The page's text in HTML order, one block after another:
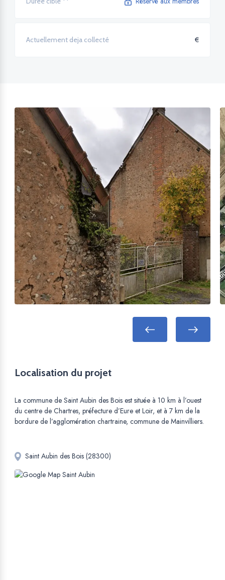
Actuellement deja collecté €
Localisation du projet
La commune de Saint Aubin des Bois est située à 10 km à l’ouest
du centre de Chartres, préfecture d’Eure et Loir, et à 7 km de la
bordure de l’agglomération chartraine, commune de Mainvilliers.
Saint Aubin des Bois (28300)